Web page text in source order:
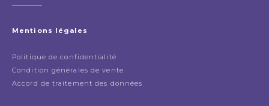
Mentions légales
Politique de confidentialité
Condition générales de vente
Accord de traitement des données